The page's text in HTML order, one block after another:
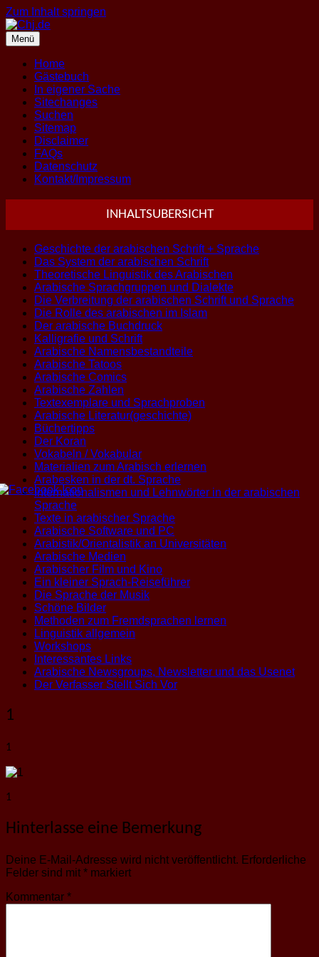
Zum Inhalt springen
Menü
Home
Gästebuch
In eigener Sache
Sitechanges
Suchen
Sitemap
Disclaimer
FAQs
Datenschutz
Kontakt/Impressum
INHALTSUBERSICHT
Geschichte der arabischen Schrift + Sprache
Das System der arabischen Schrift
Theoretische Linguistik des Arabischen
Arabische Sprachgruppen und Dialekte
Die Verbreitung der arabischen Schrift und Sprache
Die Rolle des arabischen im Islam
Der arabische Buchdruck
Kalligrafie und Schrift
Arabische Namensbestandteile
Arabische Tatoos
Arabische Comics
Arabische Zahlen
Textexemplare und Sprachproben
Arabische Literatur(geschichte)
Büchertipps
Der Koran
Vokabeln / Vokabular
Materialien zum Arabisch erlernen
Arabesken in der dt. Sprache
Internationalismen und Lehnwörter in der arabischen
Sprache
Texte in arabischer Sprache
Arabische Software und PC
Arabistik/Orientalistik an Universitäten
Arabische Medien
Arabischer Film und Kino
Ein kleiner Sprach-Reiseführer
Die Sprache der Musik
Schöne Bilder
Methoden zum Fremdsprachen lernen
Linguistik allgemein
Workshops
Interessantes Links
Arabische Newsgroups, Newsletter und das Usenet
Der Verfasser Stellt Sich Vor
1
1
1
Hinterlasse eine Bemerkung
Deine E-Mail-Adresse wird nicht veröffentlicht. Erforderliche
Felder sind mit * markiert
Kommentar *